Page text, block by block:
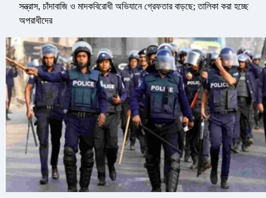
সন্ত্রাস, চাঁদাবাজি ও মাদকবিরোধী অভিযানে গ্রেফতার বাড়ছে; তালিকা করা হচ্ছে
অপরাধীদের